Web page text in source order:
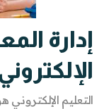
إدارة
التعليم